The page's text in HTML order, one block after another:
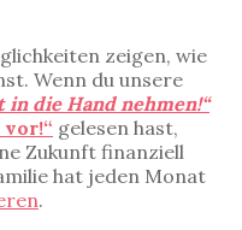
zeigen, wie
Wenn du unsere
in die Hand nehmen!“
gelesen hast,
Zukunft finanziell
hat jeden Monat
.